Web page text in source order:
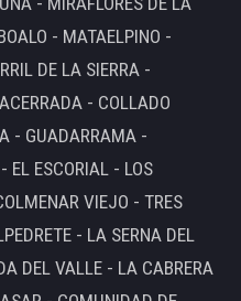
- MATAELPINO -
DE LA SIERRA -
- COLLADO
- GUADARRAMA -
EL ESCORIAL - LOS
VIEJO - TRES
- LA SERNA DEL
DEL VALLE - LA CABRERA